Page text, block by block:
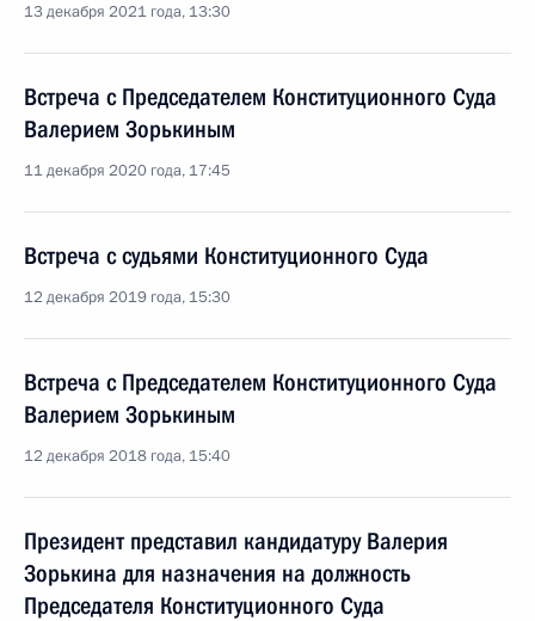
13 декабря 2021 года, 13:30
Встреча с Председателем Конституционного Суда
Валерием Зорькиным
11 декабря 2020 года, 17:45
Встреча с судьями Конституционного Суда
12 декабря 2019 года, 15:30
Встреча с Председателем Конституционного Суда
Валерием Зорькиным
12 декабря 2018 года, 15:40
Президент представил кандидатуру Валерия
Зорькина для назначения на должность
Председателя Конституционного Суда